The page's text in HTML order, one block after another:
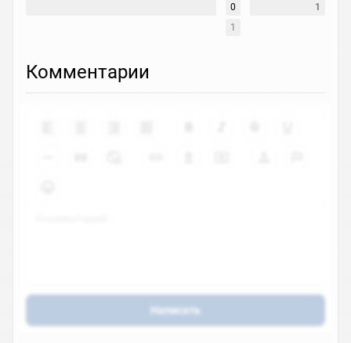
0
1
1
Комментарии
Написать